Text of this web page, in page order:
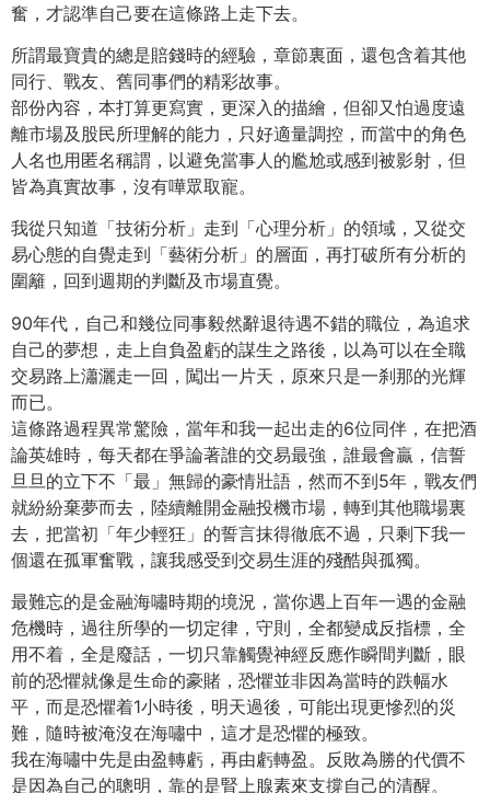
奮，才認準自己要在這條路上走下去。
所謂最寶貴的總是賠錢時的經驗，章節裏面，還包含着其他
同行、戰友、舊同事們的精彩故事。
部份內容，本打算更寫實，更深入的描繪，但卻又怕過度遠
離市場及股民所理解的能力，只好適量調控，而當中的角色
人名也用匿名稱謂，以避免當事人的尷尬或感到被影射，但
皆為真實故事，沒有嘩眾取寵。
我從只知道「技術分析」走到「心理分析」的領域，又從交
易心態的自覺走到「藝術分析」的層面，再打破所有分析的
圍籬，回到週期的判斷及市場直覺。
90年代，自己和幾位同事毅然辭退待遇不錯的職位，為追求
自己的夢想，走上自負盈虧的謀生之路後，以為可以在全職
交易路上瀟灑走一回，闖出一片天，原來只是一刹那的光輝
而已。
這條路過程異常驚險，當年和我一起出走的6位同伴，在把酒
論英雄時，每天都在爭論著誰的交易最強，誰最會贏，信誓
旦旦的立下不「最」無歸的豪情壯語，然而不到5年，戰友們
就紛紛棄夢而去，陸續離開金融投機市場，轉到其他職場裏
去，把當初「年少輕狂」的誓言抹得徹底不過，只剩下我一
個還在孤軍奮戰，讓我感受到交易生涯的殘酷與孤獨。
最難忘的是金融海嘯時期的境況，當你遇上百年一遇的金融
危機時，過往所學的一切定律，守則，全都變成反指標，全
用不着，全是廢話，一切只靠觸覺神經反應作瞬間判斷，眼
前的恐懼就像是生命的豪賭，恐懼並非因為當時的跌幅水
平，而是恐懼着1小時後，明天過後，可能出現更慘烈的災
難，隨時被淹沒在海嘯中，這才是恐懼的極致。
我在海嘯中先是由盈轉虧，再由虧轉盈。反敗為勝的代價不
是因為自己的聰明，靠的是腎上腺素來支撐自己的清醒。